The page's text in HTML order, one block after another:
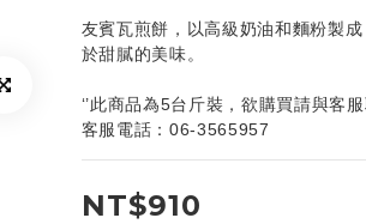
友賓瓦煎餅，以高級奶油和麵粉製
於甜膩的美味。
‘’此商品為5台斤裝，欲購買請與客服
客服電話：06-3565957
NT$910